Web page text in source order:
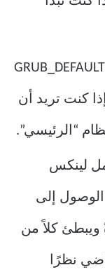
بعد التثبيت، يمكنك تعديل خيار GRUB_DEFAULT
ضمن ملف /etc/default/grub إذا كنت تريد أن
“الرئيسي”.
لينكس
الوصول إلى
ويبطئ كلاً من
نظرًا